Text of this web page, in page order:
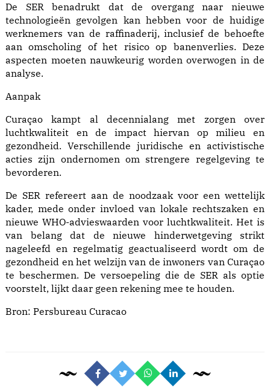
De SER benadrukt dat de overgang naar nieuwe
technologieën gevolgen kan hebben voor de huidige
werknemers van de raffinaderij, inclusief de behoefte
aan omscholing of het risico op banenverlies. Deze
aspecten moeten nauwkeurig worden overwogen in de
analyse.
Aanpak
Curaçao kampt al decennialang met zorgen over
luchtkwaliteit en de impact hiervan op milieu en
gezondheid. Verschillende juridische en activistische
acties zijn ondernomen om strengere regelgeving te
bevorderen.
De SER refereert aan de noodzaak voor een wettelijk
kader, mede onder invloed van lokale rechtszaken en
nieuwe WHO-advieswaarden voor luchtkwaliteit. Het is
van belang dat de nieuwe hinderwetgeving strikt
nageleefd en regelmatig geactualiseerd wordt om de
gezondheid en het welzijn van de inwoners van Curaçao
te beschermen. De versoepeling die de SER als optie
voorstelt, lijkt daar geen rekening mee te houden.
Bron: Persbureau Curacao